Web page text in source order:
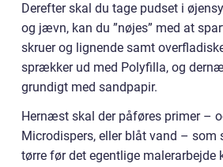
Derefter skal du tage pudset i
og jævn, kan du ”nøjes” med at
skruer og lignende samt
sprækker ud med Polyfilla, og
grundigt med sandpapir.
Hernæst skal der påføres primer –
Microdispers, eller blåt vand – som
tørre før det egentlige malerarbejde